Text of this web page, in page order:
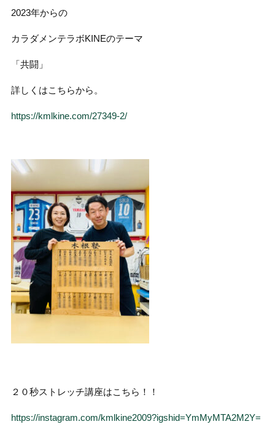
2023年からの
カラダメンテラボKINEのテーマ
「共闘」
詳しくはこちらから。
https://kmlkine.com/27349-2/
２０秒ストレッチ講座はこちら！！
https://instagram.com/kmlkine2009?igshid=YmMyMTA2M2Y=